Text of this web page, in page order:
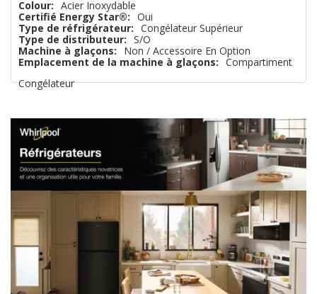
que
Colour: Acier Inoxydable
Certifié Energy Star®: Oui
Type de réfrigérateur: Congélateur Supérieur
Type de distributeur: S/O
Machine à glaçons:
Non / Accessoire En Option
Emplacement de la machine à glaçons: Compartiment
Congélateur